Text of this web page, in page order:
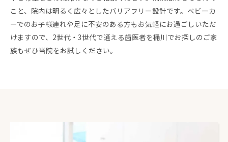
こと、院内は明るく広々としたバリアフリー設計です。ベビーカ
ーでのお子様連れや足に不安のある方もお気軽にお過ごしいただ
けますので、2世代・3世代で通える歯医者を桶川でお探しのご家
族もぜひ当院をお試しください。